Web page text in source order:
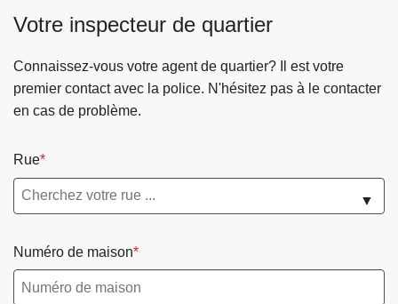
Votre inspecteur de quartier
Connaissez-vous votre agent de quartier? Il est votre
premier contact avec la police. N'hésitez pas à le contacter
en cas de problème.
Rue
▼
Numéro de maison